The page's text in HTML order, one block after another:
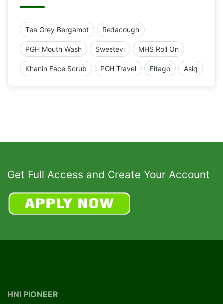
Tea Grey Bergamot Redacough
PGH Mouth Wash Sweetevi MHS Roll On
Khanin Face Scrub PGH Travel Fitago Asiq
Get Full Access and Create Your Account
HNI PIONEER